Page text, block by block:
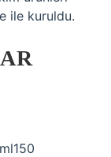
ile kuruldu.